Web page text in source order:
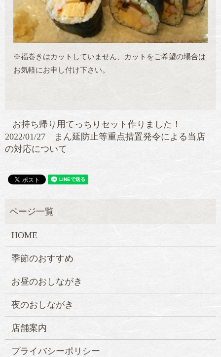
※福巻きはカットしていません、カットをご希望の場合は
お気軽にお申し付け下さい。
お持ち帰り用てっちりセット作りました！
2022/01/27 まん延防止等重点措置発令による当店
の対応について
HOME
季節のおすすめ
お昼のおしながき
夜のおしながき
店舗案内
プライバシーポリシー